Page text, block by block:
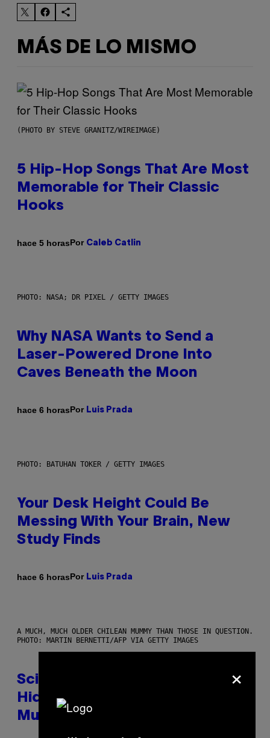
MÁS DE LO MISMO
(PHOTO BY STEVE GRANITZ/WIREIMAGE)
5 Hip-Hop Songs That Are Most
Memorable for Their Classic
Hooks
hace 5 horasPor Caleb Catlin
PHOTO: NASA; DR PIXEL / GETTY IMAGES
Why NASA Wants to Send a
Laser-Powered Drone Into
Caves Beneath the Moon
hace 6 horasPor Luis Prada
PHOTO: BATUHAN TOKER / GETTY IMAGES
Your Desk Height Could Be
Messing With Your Brain, New
Study Finds
hace 6 horasPor Luis Prada
A MUCH, MUCH OLDER CHILEAN MUMMY THAN THOSE IN QUESTION.
PHOTO: MARTIN BERNETTI/AFP VIA GETTY IMAGES
Scientists Found Smallpox DNA
Hidden in 500-Year-Old Chilean
Mummies
×